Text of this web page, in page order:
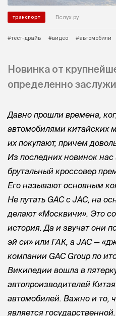
транспорт Вслух.ру
#тест-драйв #видео #автомобили
Новинка от
определенно
Давно прошли времена,
автомобилями китайских
их покупают, причем
Из последних новинок нас
брутальный кроссовер
Его называют основным
Не путать GAC с JAC, на
делают «Москвичи». Это
история. Да и звучат они
эй си» или ГАК, а JAC — «
компании GAC Group по
Википедии вошла в
автопроизводителей
автомобилей. Важно и то,
является